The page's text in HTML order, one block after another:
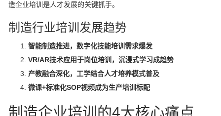
造企业培训是人才发展的关键抓手。
制造行业培训发展趋势
智能制造推进，数字化技能培训需求爆发
VR/AR技术应用于岗位培训，沉浸式学习成趋势
产教融合深化，工学结合人才培养模式普及
微课+标准化SOP视频成为生产培训标配
制造企业培训的4大核心痛点